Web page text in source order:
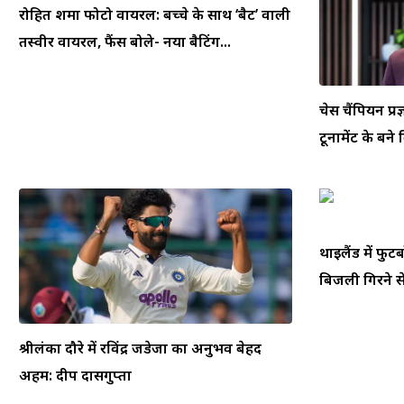
रोहित शर्मा फोटो वायरल: बच्चे के साथ ‘बैट’ वाली
तस्वीर वायरल, फैंस बोले- नया बैटिंग...
चेस चैंपियन
टूर्नामेंट के बने
श्रीलंका दौरे में रविंद्र जडेजा का अनुभव बेहद
अहम: दीप दासगुप्ता
थाईलैंड में
बिजली गिरने